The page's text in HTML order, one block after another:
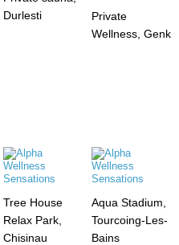
Durlesti
Private
Wellness, Genk
Tree House
Relax Park,
Chisinau
Aqua Stadium,
Tourcoing-Les-
Bains